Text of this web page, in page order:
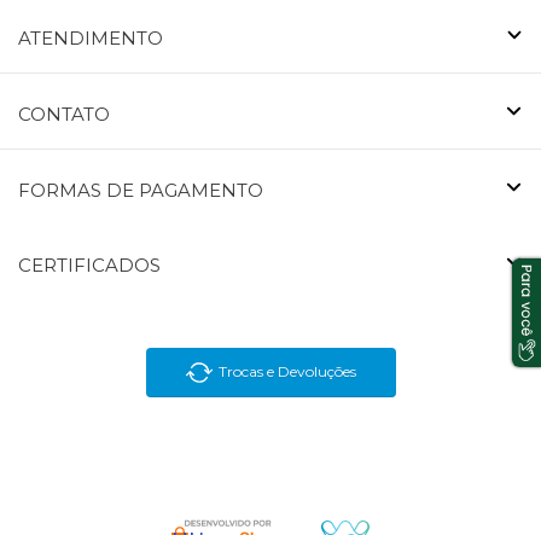
ATENDIMENTO
CONTATO
FORMAS DE PAGAMENTO
CERTIFICADOS
Trocas e Devoluções